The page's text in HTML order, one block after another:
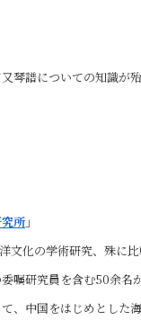
又琴譜についての知識
所 」
文化の学術研究、殊に
嘱研究員を含む50余名
、中国をはじめとした